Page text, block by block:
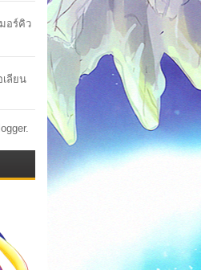
อร์คิว
เลียน
.